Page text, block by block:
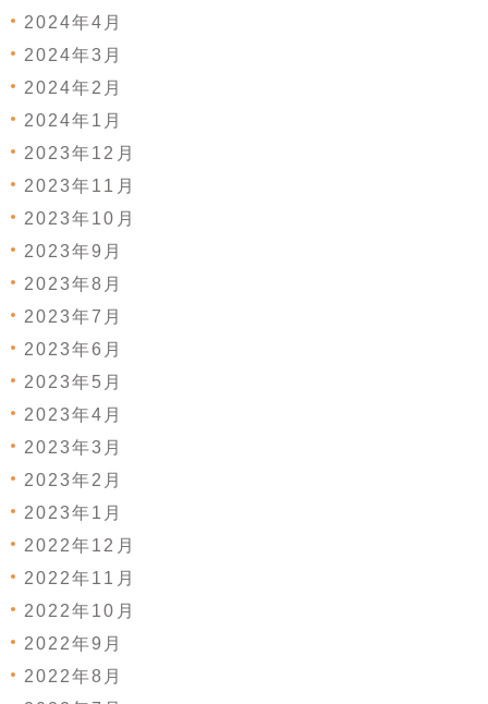
2024年4月
2024年3月
2024年2月
2024年1月
2023年12月
2023年11月
2023年10月
2023年9月
2023年8月
2023年7月
2023年6月
2023年5月
2023年4月
2023年3月
2023年2月
2023年1月
2022年12月
2022年11月
2022年10月
2022年9月
2022年8月